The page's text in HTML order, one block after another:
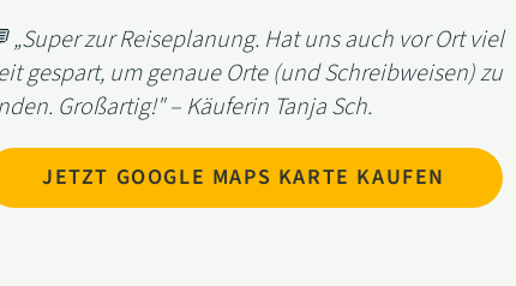
„Super zur Reiseplanung. Hat uns auch vor Ort viel
gespart, um genaue Orte (und Schreibweisen) zu
Großartig!" – Käuferin Tanja Sch.
JETZT GOOGLE MAPS KARTE KAUFEN